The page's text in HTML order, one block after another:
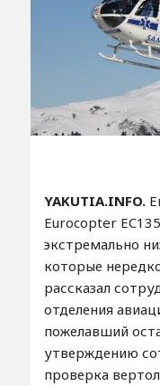
YAKUTIA.INFO.
Eurocopter
экстремально
которые
рассказал
отделения
пожелавший
утверждению
проверка